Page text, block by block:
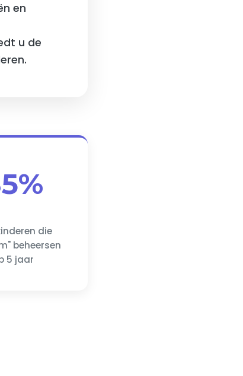
en
u de
die
beheersen
5 jaar